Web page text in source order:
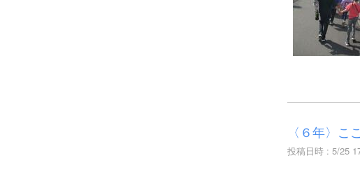
〈６年〉こ
投稿日時 : 5/25